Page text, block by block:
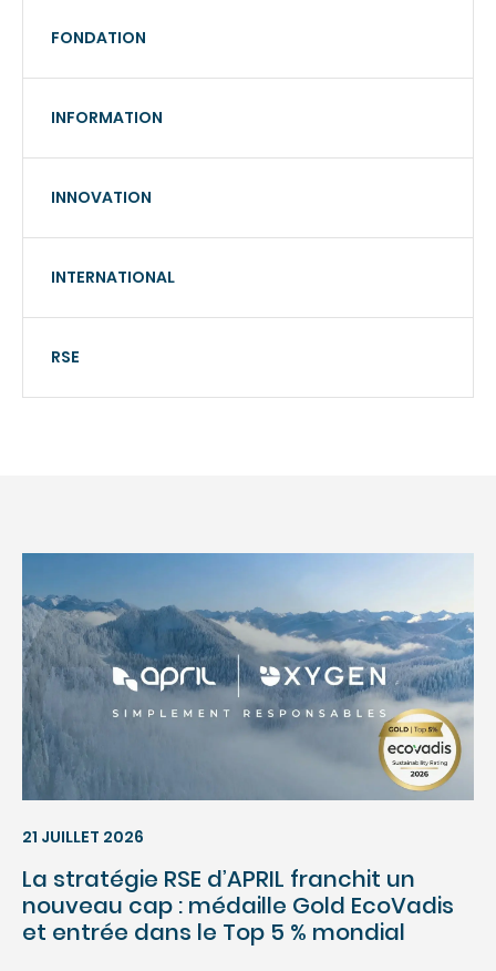
FONDATION
INFORMATION
INNOVATION
INTERNATIONAL
RSE
21 JUILLET 2026
La stratégie RSE d’APRIL franchit un
nouveau cap : médaille Gold EcoVadis
et entrée dans le Top 5 % mondial